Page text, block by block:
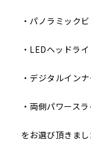
・パノラミック
・LEDヘッドライ
・デジタルイン
・両側パワース
をお選び頂きまし